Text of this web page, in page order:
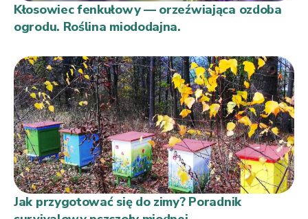
Kłosowiec fenkułowy — orzeźwiająca ozdoba
ogrodu. Roślina miododajna.
Jak przygotować się do zimy? Poradnik